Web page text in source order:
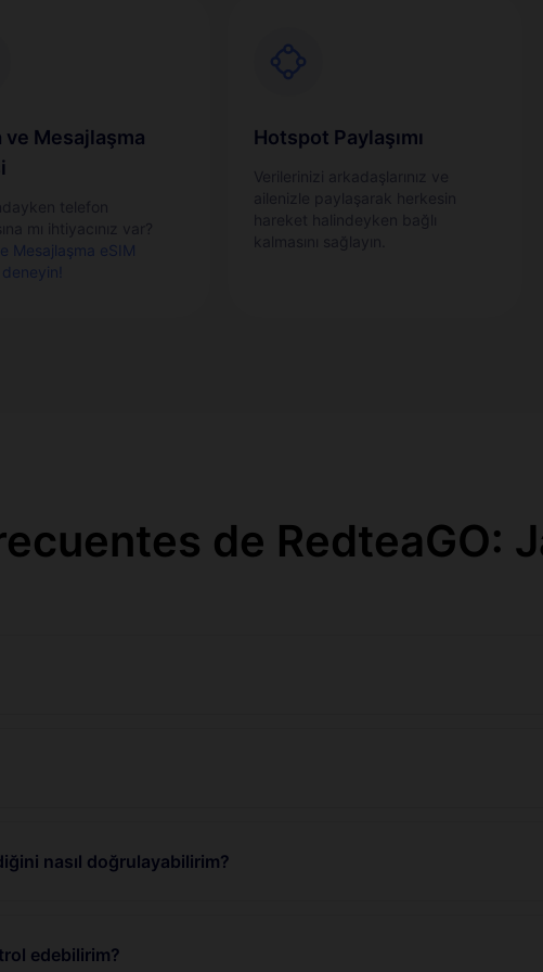
ve Mesajlaşma
Mesajlaşma eSIM
Hotspot Paylaşımı
de RedteaGO:
nasıl doğrulayabilirim?
edebilirim?